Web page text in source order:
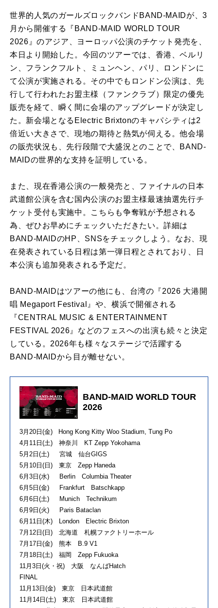
世界的人気のガールズロックバンドBAND-MAIDが、3
月から開催する『BAND-MAID WORLD TOUR
2026』のアジア、ヨーロッパ公演のチケット発売を、
本日より開始した。今回のツアーでは、香港、ベルリ
ン、フランクフルト、ミュンヘン、パリ、ロンドンに
て公演が実施される。その中でもロンドン公演は、先
行して行われたお盟主様（ファンクラブ）限定の優先
販売を経て、瞬く間に会場のアップグレードが決定し
た。新会場となるElectric Brixtonのキャパシティは2
倍近い大きさで、現地の期待と熱気が伺える。他会場
の販売状況も、先行段階で大盛況とのことで、BAND-
MAIDの世界的な支持を証明している。
また、現在香港公演の一般発売と、ファイナルの日本
武道館公演を含む国内公演のお盟主様最速抽選先行チ
ケット受付も実施中。こちらも争奪戦が予想される
為、ぜひお早めにチェックいただきたい。詳細は
BAND-MAIDのHP、SNSをチェックしよう。なお、現
在発表されている日程は第一弾日程とされており、日
本公演も追加発表される予定だ。
BAND-MAIDはツアーの他にも、台湾の『2026 大港開
唱 Megaport Festival』や、横浜で開催される
『CENTRAL MUSIC & ENTERTAINMENT
FESTIVAL 2026』などのフェスへの出演も続々と決定
している。2026年も様々なステージで活躍する
BAND-MAIDから目が離せない。
BAND-MAID WORLD TOUR
2026
3月20日(金) Hong Kong Kitty Woo Stadium, Tung Po
4月11日(土) 神奈川 KT Zepp Yokohama
5月2日(土) 宮城 仙台GIGS
5月10日(日) 東京 Zepp Haneda
6月3日(水) Berlin Columbia Theater
6月5日(金) Frankfurt Batschkapp
6月6日(土) Munich Technikum
6月9日(火) Paris Bataclan
6月11日(木) London Electric Brixton
7月12日(日) 北海道 札幌ファクトリーホール
7月17日(金) 熊本 B.9 V1
7月18日(土) 福岡 Zepp Fukuoka
11月3日(火・祝) 大阪 なんばHatch
FINAL
11月13日(金) 東京 日本武道館
11月14日(土) 東京 日本武道館